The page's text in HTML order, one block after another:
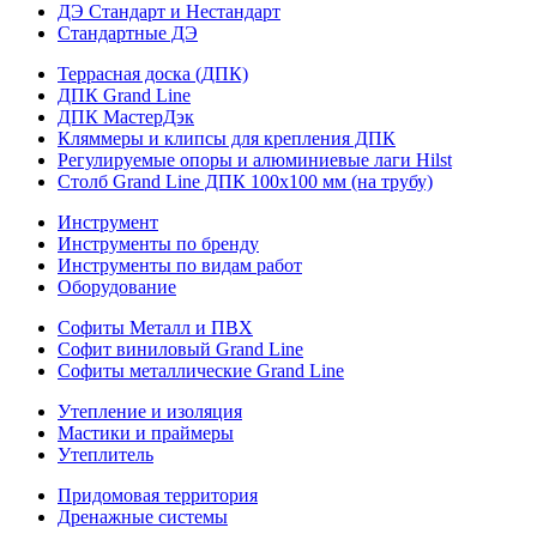
ДЭ Стандарт и Нестандарт
Стандартные ДЭ
Террасная доска (ДПК)
ДПК Grand Line
ДПК МастерДэк
Кляммеры и клипсы для крепления ДПК
Регулируемые опоры и алюминиевые лаги Hilst
Столб Grand Line ДПК 100х100 мм (на трубу)
Инструмент
Инструменты по бренду
Инструменты по видам работ
Оборудование
Софиты Металл и ПВХ
Софит виниловый Grand Line
Софиты металлические Grand Line
Утепление и изоляция
Мастики и праймеры
Утеплитель
Придомовая территория
Дренажные системы